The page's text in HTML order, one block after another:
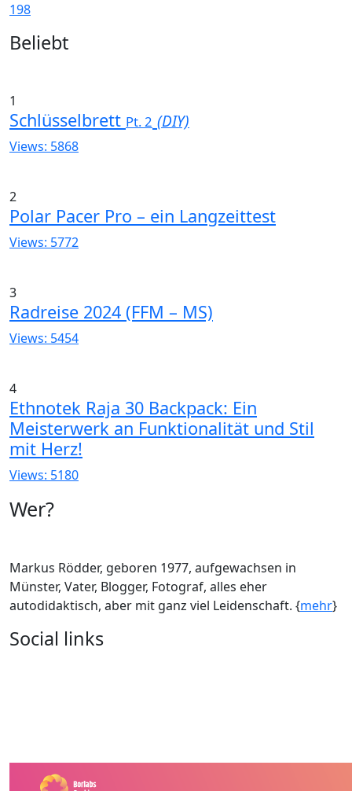
198
Widgets
Beliebt
1
Schlüsselbrett Pt. 2 (DIY)
Views: 5868
2
Polar Pacer Pro – ein Langzeittest
Views: 5772
3
Radreise 2024 (FFM – MS)
Views: 5454
4
Ethnotek Raja 30 Backpack: Ein
Meisterwerk an Funktionalität und Stil
mit Herz!
Views: 5180
Wer?
Markus Rödder, geboren 1977, aufgewachsen in
Münster, Vater, Blogger, Fotograf, alles eher
autodidaktisch, aber mit ganz viel Leidenschaft. {mehr}
Social links